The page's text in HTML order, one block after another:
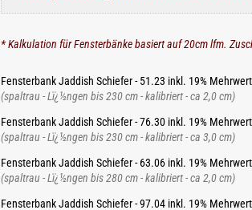
* Kalkulation für Fensterbänke basiert auf 20cm lfm.
Fensterbank Jaddish Schiefer - 51.23 inkl. 19%
(spaltrau - Lï¿½ngen bis 230 cm - kalibriert - ca 2,0 cm)
Fensterbank Jaddish Schiefer - 76.30 inkl. 19%
(spaltrau - Lï¿½ngen bis 230 cm - kalibriert - ca 3,0 cm)
Fensterbank Jaddish Schiefer - 63.06 inkl. 19%
(spaltrau - Lï¿½ngen bis 280 cm - kalibriert - ca 2,0 cm)
Fensterbank Jaddish Schiefer - 97.04 inkl. 19%